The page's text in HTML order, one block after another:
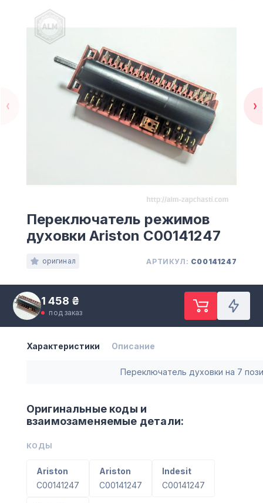
Переключатель режимов
духовки Ariston C00141247
оригинал АРТИКУЛ: C00141247
1 458 ₴
под заказ
Характеристики Описание
Переключатель духовки на 7
Оригинальные коды и
взаимозаменяемые детали:
КОДЫ
Ariston
C00141247
Ariston
C00141247
Indesit
C00141247